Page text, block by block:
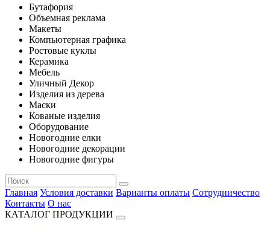
Бутафория
Объемная реклама
Макеты
Компьютерная графика
Ростовые куклы
Керамика
Мебель
Уличный Декор
Изделия из дерева
Маски
Кованые изделия
Оборудование
Новогодние елки
Новогодние декорации
Новогодние фигуры
Главная Условия доставки Варианты оплаты Сотрудничество
Контакты О нас
КАТАЛОГ ПРОДУКЦИИ